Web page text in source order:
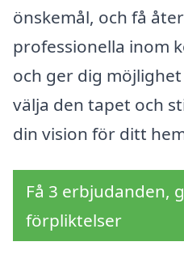
önskemål, och få
professionella inom
och ger dig
välja den tapet och
din vision för ditt
Få 3 erbjudanden,
förpliktelser